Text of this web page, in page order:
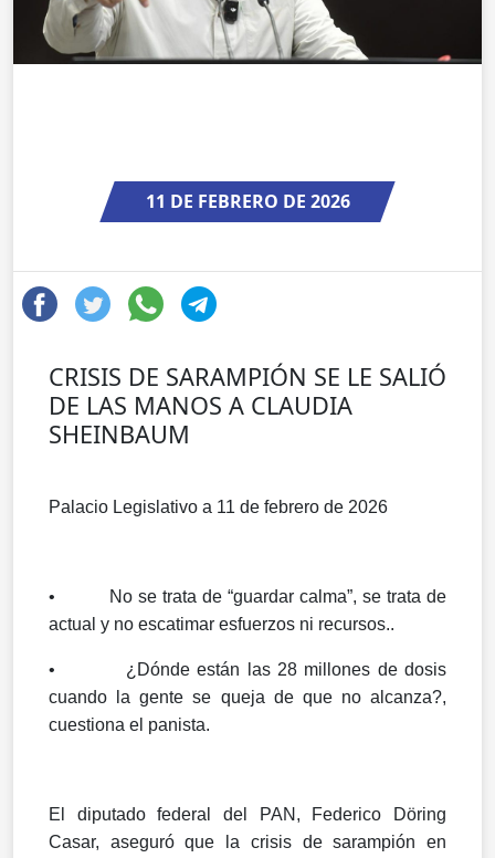
11 DE FEBRERO DE 2026
CRISIS DE SARAMPIÓN SE LE SALIÓ
DE LAS MANOS A CLAUDIA
SHEINBAUM
Palacio Legislativo a 11 de febrero de 2026
• No se trata de “guardar calma”, se trata de
actual y no escatimar esfuerzos ni recursos..
• ¿Dónde están las 28 millones de dosis
cuando la gente se queja de que no alcanza?,
cuestiona el panista.
El diputado federal del PAN, Federico Döring
Casar, aseguró que la crisis de sarampión en